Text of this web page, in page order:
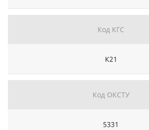
Код КГС
К21
Код ОКСТУ
5331